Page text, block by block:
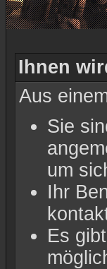
Ihnen
Aus
Sie
um
Ihr
Es